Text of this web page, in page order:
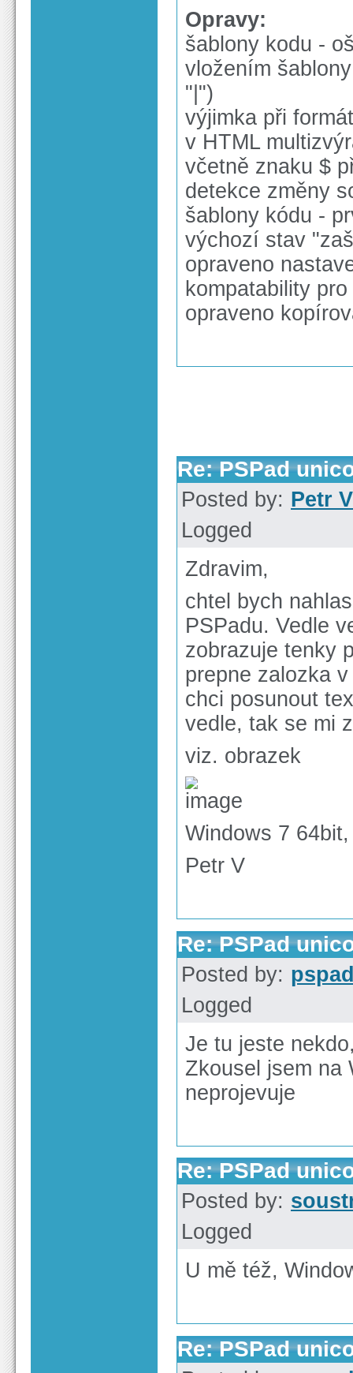
Opravy:
šablony kodu -
vložením
"|")
výjimka při
v HTML
včetně znaku $
detekce změny
šablony kódu -
výchozí stav
opraveno
kompatability pro
opraveno
Re: PSPad
Posted by: Petr V
Logged
Zdravim,
chtel bych
PSPadu. Vedle
zobrazuje tenky
prepne zalozka
chci posunout
vedle, tak se mi
viz. obrazek
Windows 7
Petr V
Re: PSPad
Posted by:
Logged
Je tu jeste
Zkousel jsem na
neprojevuje
Re: PSPad
Posted by:
Logged
U mě též,
Re: PSPad